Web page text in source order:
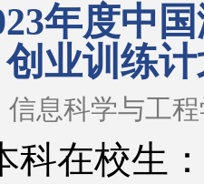
年度中
创业训练
信息科学与工
科在校生